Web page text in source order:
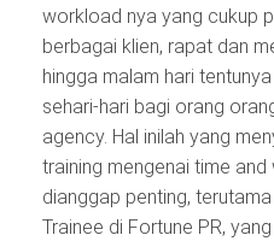
workload nya yang cukup
berbagai klien, rapat dan
hingga malam hari
sehari-hari bagi orang
agency. Hal inilah yang
training mengenai time
dianggap penting,
Trainee di Fortune PR,